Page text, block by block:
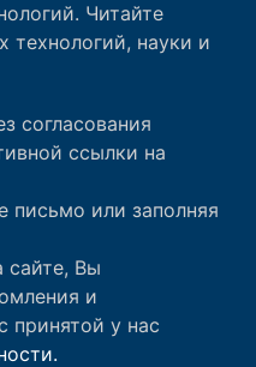
Читайте
технологий, науки и
согласования
ссылки на
письмо или заполняя
сайте, Вы
и
принятой у нас